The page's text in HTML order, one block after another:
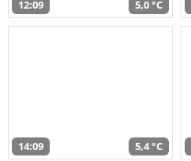
12:09 5,0 °C
14:09 5,4 °C